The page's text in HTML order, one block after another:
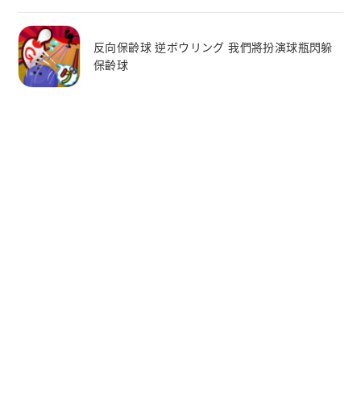
反向保齡球 逆ボウリング 我們將扮演球瓶閃躲
保齡球